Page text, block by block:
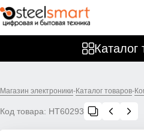
Каталог
Магазин электроники-Каталог товаров-
Код товара: НТ60293